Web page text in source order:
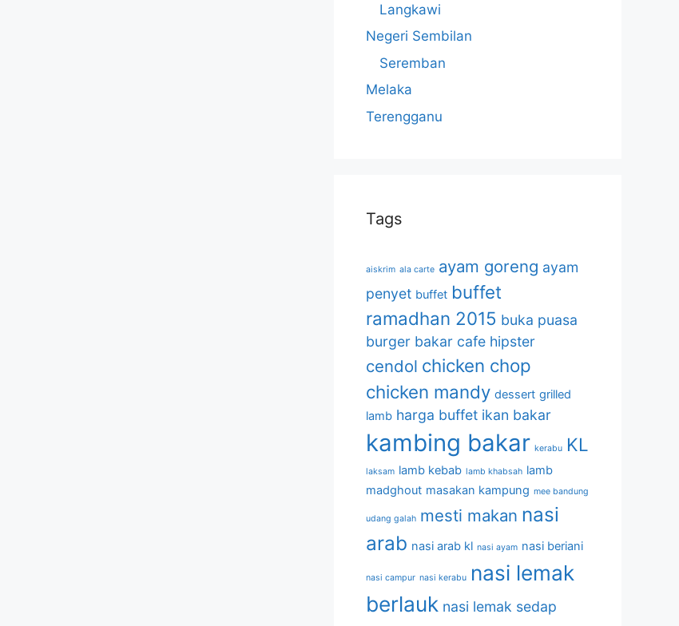
Langkawi
Negeri Sembilan
Seremban
Melaka
Terengganu
Tags
aiskrim ala carte ayam goreng ayam
penyet buffet buffet
ramadhan 2015 buka puasa
burger bakar cafe hipster
cendol chicken chop
chicken mandy dessert grilled
lamb harga buffet ikan bakar
kambing bakar kerabu KL
laksam lamb kebab lamb khabsah lamb
madghout masakan kampung mee bandung
udang galah mesti makan nasi
arab nasi arab kl nasi ayam nasi beriani
nasi campur nasi kerabu nasi lemak
berlauk nasi lemak sedap